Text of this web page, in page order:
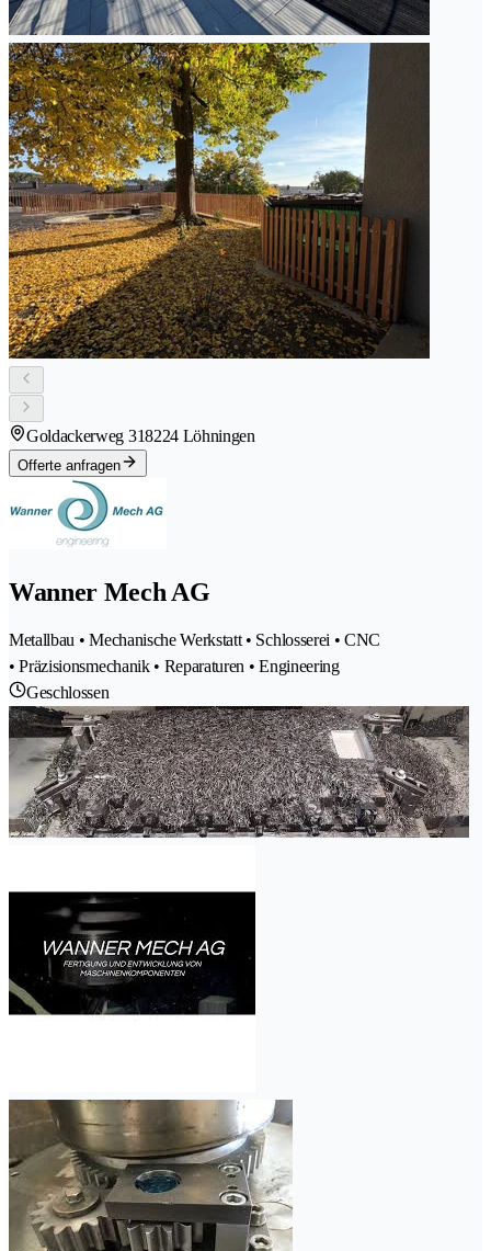
Goldackerweg 318224 Löhningen
Offerte anfragen
Wanner Mech AG
Metallbau • Mechanische Werkstatt • Schlosserei • CNC
• Präzisionsmechanik • Reparaturen • Engineering
Geschlossen